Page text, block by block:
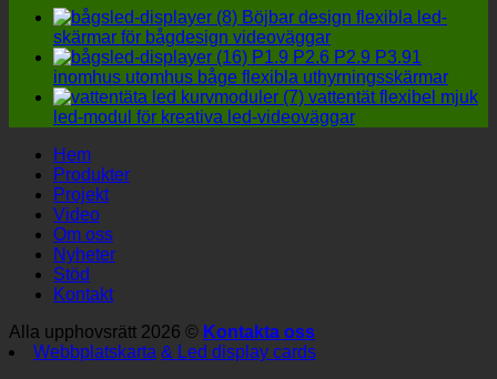
Böjbar design flexibla led-
skärmar för bågdesign videoväggar
P1.9 P2.6 P2.9 P3.91
inomhus utomhus båge flexibla uthyrningsskärmar
vattentät flexibel mjuk
led-modul för kreativa led-videoväggar
Hem
Produkter
Projekt
Video
Om oss
Nyheter
Stöd
Kontakt
Alla upphovsrätt 2026 © Kontakta oss
Webbplatskarta & Led display cards